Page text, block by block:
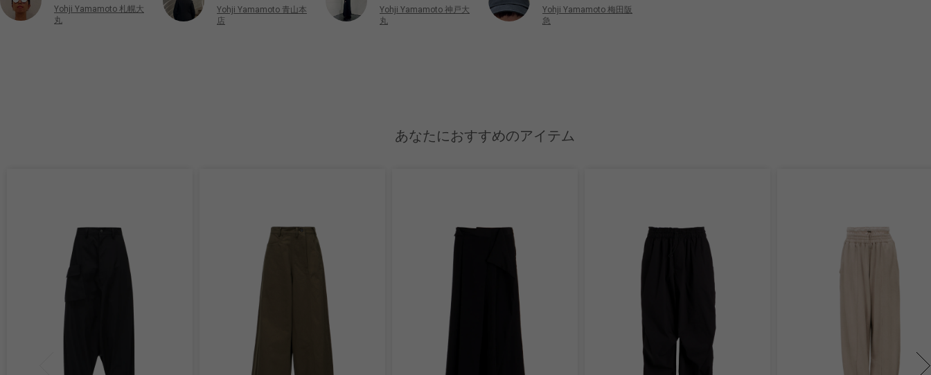
Yohji Yamamoto 札幌大
丸
Yohji Yamamoto 青山本
店
Yohji Yamamoto 神戸大
丸
Yohji Yamamoto 梅田阪
急
あなたにおすすめのアイテム